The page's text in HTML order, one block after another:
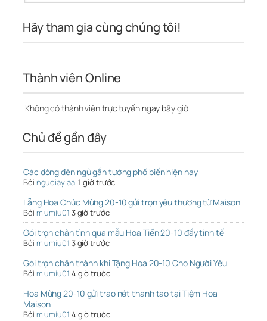
Hãy tham gia cùng chúng tôi!
Thành viên Online
Không có thành viên trực tuyến ngay bây giờ
Chủ đề gần đây
Các dòng đèn ngủ gắn tường phổ biến hiện nay
Bởi nguoiaylaai1 giờ trước
Lẵng Hoa Chúc Mừng 20-10 gửi trọn yêu thương từ Maison
Bởi miumiu01 3 giờ trước
Gói trọn chân tình qua mẫu Hoa Tiền 20-10 đầy tinh tế
Bởi miumiu01 3 giờ trước
Gói trọn chân thành khi Tặng Hoa 20-10 Cho Người Yêu
Bởi miumiu01 4 giờ trước
Hoa Mừng 20-10 gửi trao nét thanh tao tại Tiệm Hoa
Maison
Bởi miumiu01 4 giờ trước